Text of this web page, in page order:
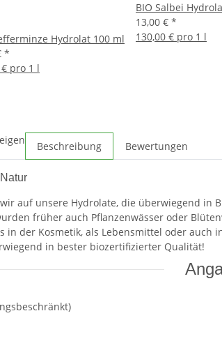
Hydrolat 100 ml
*
€ pro 1 l
BIO Salbei
13,00 € *
130,00 € pro 1 l
Beschreibung Bewertungen
auf unsere Hydrolate, die überwiegend
früher auch Pflanzenwässer oder
in der Kosmetik, als Lebensmittel oder
in bester biozertifizierter Qualität!